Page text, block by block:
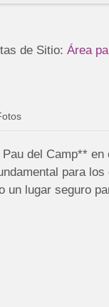
de Sitio: Área
del Camp**
para
lugar seguro